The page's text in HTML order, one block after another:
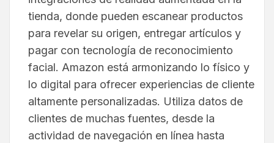
tienda, donde pueden escanear productos
para revelar su origen, entregar artículos y
pagar con tecnología de reconocimiento
facial. Amazon está armonizando lo físico y
lo digital para ofrecer experiencias de cliente
altamente personalizadas. Utiliza datos de
clientes de muchas fuentes, desde la
actividad de navegación en línea hasta